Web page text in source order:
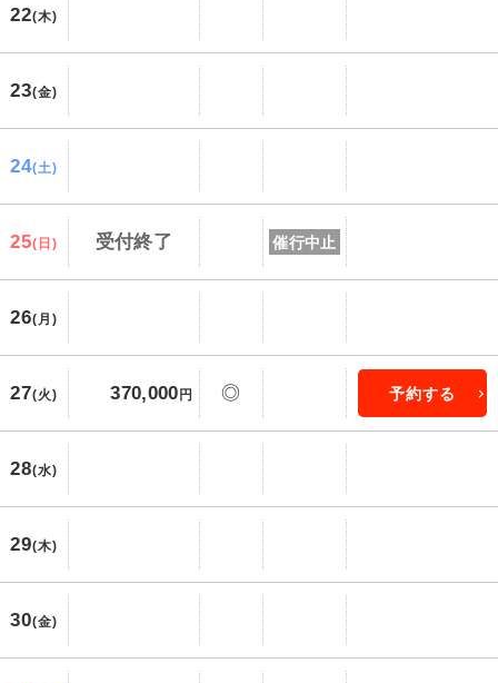
22(木)
23(金)
24(土)
25(日) 受付終了 催行中止
26(月)
27(火) 370,000 円 ◎ 予約する
28(水)
29(木)
30(金)